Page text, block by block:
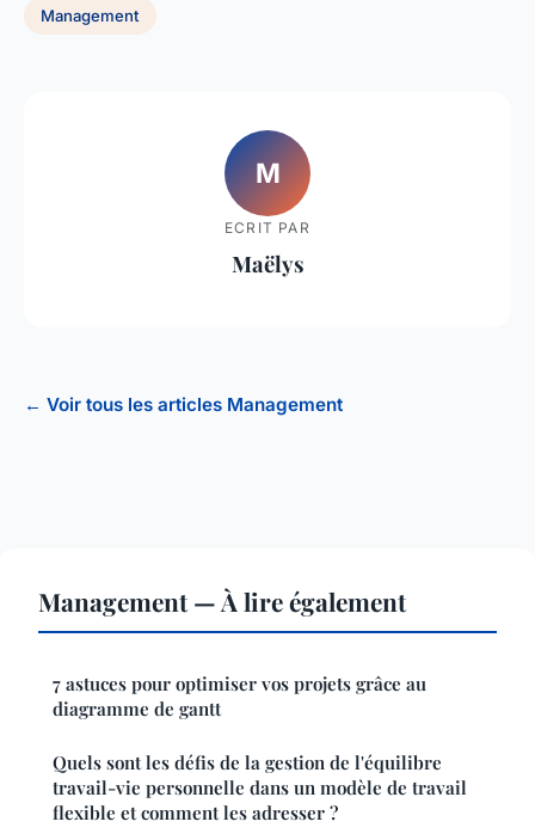
Management
M
ECRIT PAR
Maëlys
← Voir tous les articles Management
Management — À lire également
7 astuces pour optimiser vos projets grâce au
diagramme de gantt
Quels sont les défis de la gestion de l'équilibre
travail-vie personnelle dans un modèle de travail
flexible et comment les adresser ?